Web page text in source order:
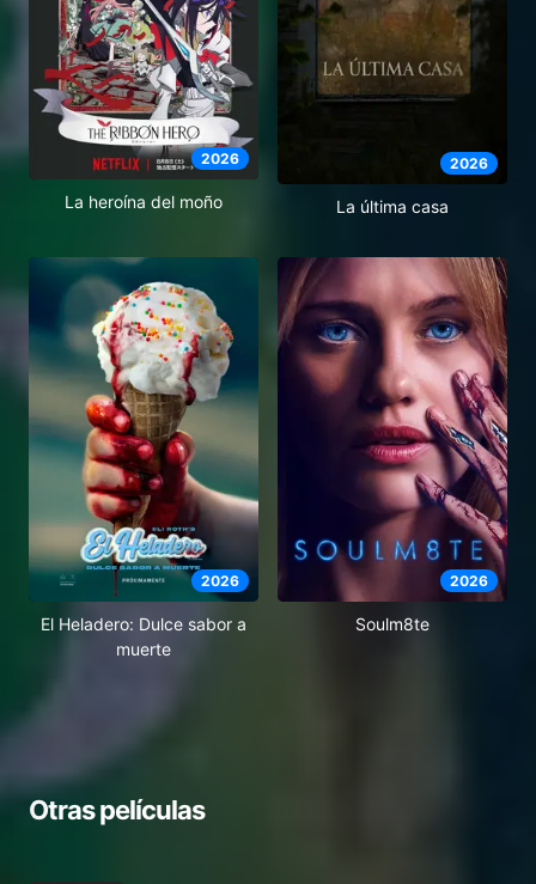
2026
La heroína del moño
2026
La última casa
2026
El Heladero: Dulce sabor a
muerte
2026
Soulm8te
Otras películas